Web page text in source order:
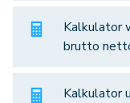
Kalkulator
brutto
Kalkulator